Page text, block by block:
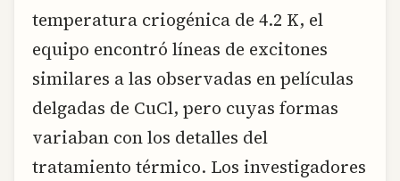
temperatura criogénica de 4.2 K, el
equipo encontró líneas de excitones
similares a las observadas en películas
delgadas de CuCl, pero cuyas formas
variaban con los detalles del
tratamiento térmico. Los investigadores